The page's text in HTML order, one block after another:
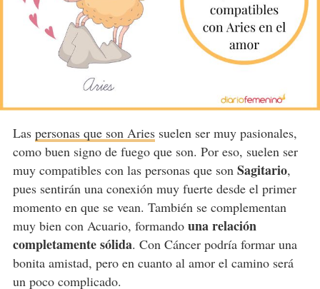
Las personas que son Ariessuelen ser muy pasionales,
como buen signo de fuego que son. Por eso, suelen ser
muy compatibles con las personas que son Sagitario,
pues sentirán una conexión muy fuerte desde el primer
momento en que se vean. También se complementan
muy bien con Acuario, formando una relación
completamente sólida. Con Cáncer podría formar una
bonita amistad, pero en cuanto al amor el camino será
un poco complicado.